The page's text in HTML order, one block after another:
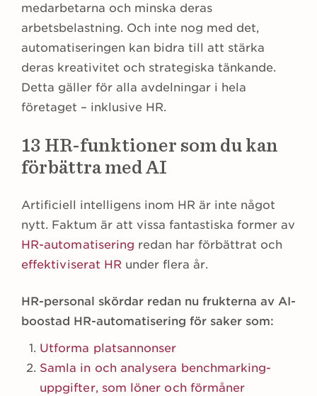
medarbetarna och minska deras
arbetsbelastning. Och inte nog med det,
automatiseringen kan bidra till att stärka
deras kreativitet och strategiska tänkande.
Detta gäller för alla avdelningar i hela
företaget – inklusive HR.
13 HR-funktioner som du kan
förbättra med AI
Artificiell intelligens inom HR är inte något
nytt. Faktum är att vissa fantastiska former av
HR-automatisering redan har förbättrat och
effektiviserat HR under flera år.
HR-personal skördar redan nu frukterna av AI-
boostad HR-automatisering för saker som:
Utforma platsannonser
Samla in och analysera benchmarking-
uppgifter, som löner och förmåner